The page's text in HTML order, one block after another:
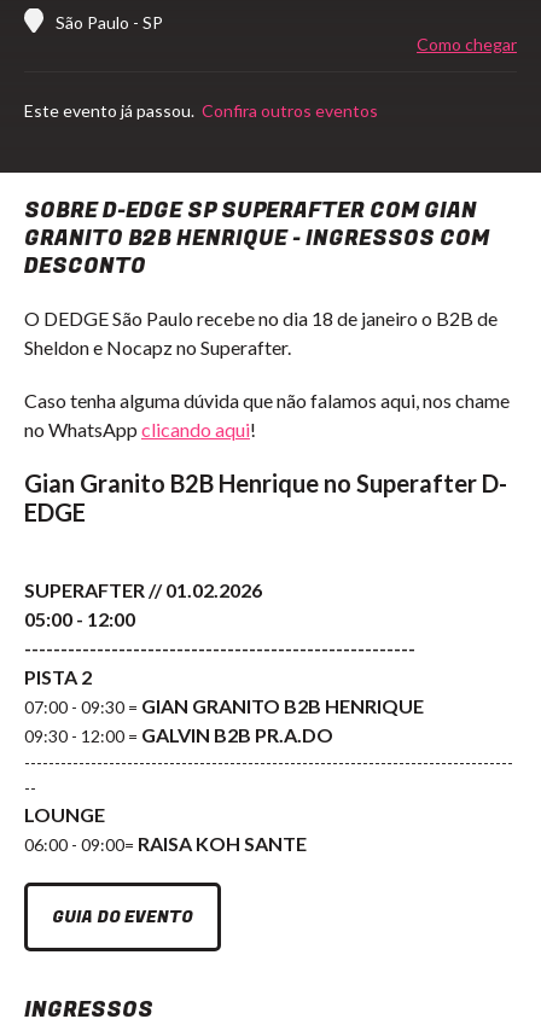
São Paulo - SP
Como chegar
Este evento já passou. Confira outros eventos
SOBRE D-EDGE SP SUPERAFTER COM GIAN
GRANITO B2B HENRIQUE - INGRESSOS COM
DESCONTO
O DEDGE São Paulo recebe no dia 18 de janeiro o B2B de
Sheldon e Nocapz no Superafter.
Caso tenha alguma dúvida que não falamos aqui, nos chame
no WhatsApp clicando aqui!
Gian Granito B2B Henrique no Superafter D-
EDGE
SUPERAFTER // 01.02.2026
05:00 - 12:00
------------------------------------------------------
PISTA 2
07:00 - 09:30 = GIAN GRANITO B2B HENRIQUE
09:30 - 12:00 = GALVIN B2B PR.A.DO
---------------------------------------------------------------------------------
--
LOUNGE
06:00 - 09:00= RAISA KOH SANTE
GUIA DO EVENTO
INGRESSOS